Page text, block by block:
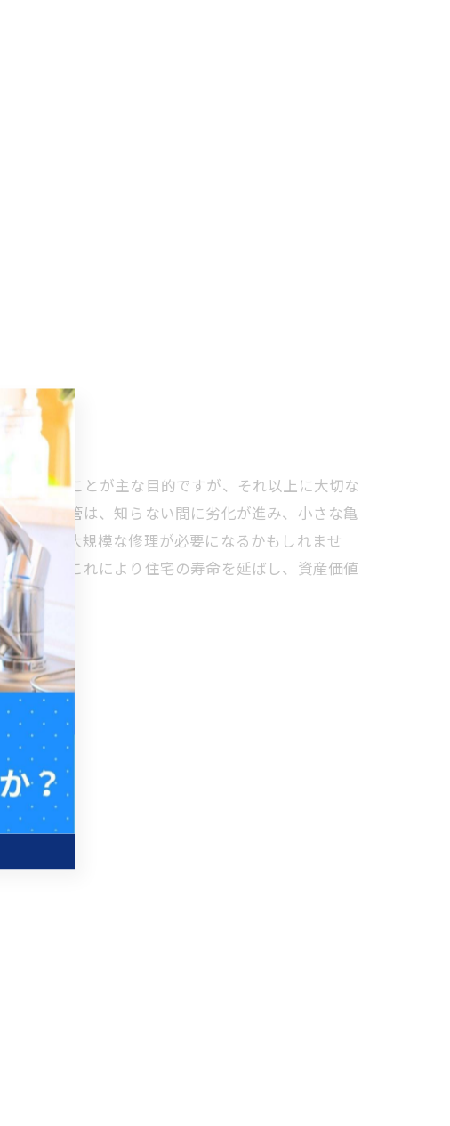
り除くことが主な目的ですが、それ以上に大切な
る排水管は、知らない間に劣化が進み、小さな亀
かり、大規模な修理が必要になるかもしれませ
また、これにより住宅の寿命を延ばし、資産価値
ょう。